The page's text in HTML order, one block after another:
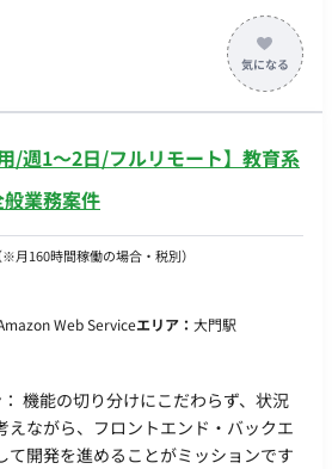
ス課題解決から実装・運用まで一気通
高い裁量と責任を持つことができま
、市場価値の高いキャリアを築くこと
フォームSATなどを利用した環境で
データベース: PostgreSQL / Redis
: AWS / GCP / Cloudflare コンテナ技
構成管理: Terraform CI/CD: GitHub
監視: Amazon CloudWatch /
・UIライブラリ: MUI / Tailwind
・クラウド：AWS ・監視: BugSnag
/週1〜2日/フルリモート】教育系
業務案件
※月160時間稼働の場合・税別）
Web Serviceエリア： 大門駅
機能の切り分けにこだわらず、状況
えながら、フロントエンド・バックエ
て開発を進めることがミッションです